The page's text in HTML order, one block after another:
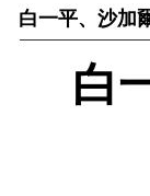
白一平、沙加
白